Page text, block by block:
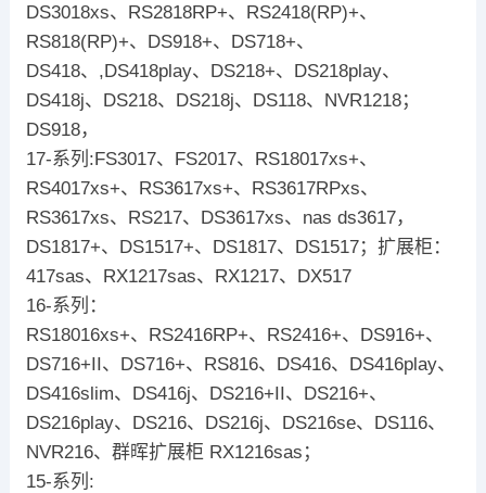
DS3018xs、RS2818RP+、RS2418(RP)+、
RS818(RP)+、DS918+、DS718+、
DS418、,DS418play、DS218+、DS218play、
DS418j、DS218、DS218j、DS118、NVR1218；
DS918，
17-系列:FS3017、FS2017、RS18017xs+、
RS4017xs+、RS3617xs+、RS3617RPxs、
RS3617xs、RS217、DS3617xs、nas ds3617，
DS1817+、DS1517+、DS1817、DS1517；扩展柜：
417sas、RX1217sas、RX1217、DX517
16-系列：
RS18016xs+、RS2416RP+、RS2416+、DS916+、
DS716+II、DS716+、RS816、DS416、DS416play、
DS416slim、DS416j、DS216+II、DS216+、
DS216play、DS216、DS216j、DS216se、DS116、
NVR216、群晖扩展柜 RX1216sas；
15-系列: